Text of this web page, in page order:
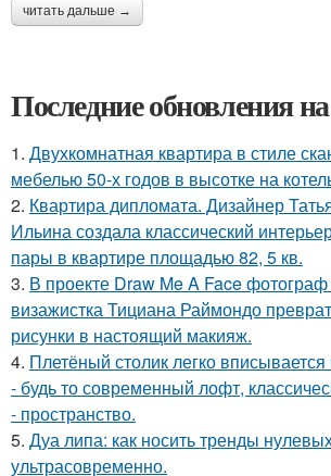
читать дальше →
Последние обновления
1. Двухкомнатная квартира в стиле
мебелью 50-х годов в высотке на
2. Квартира дипломата. Дизайнер
Ильина создала классический
пары в квартире площадью 82, 5 кв.
3. В проекте Draw Me A Face фотограф
визажистка Тициана Раймондо
рисунки в настоящий макияж.
4. Плетёный столик легко
- будь то современный лофт,
- пространство.
5. Дуа липа: как носить тренды
ультрасовременно.